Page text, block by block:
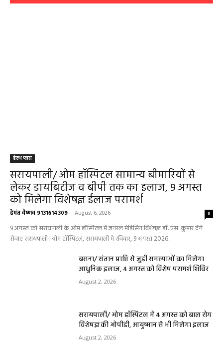
हेल्थ प्लस
सरायपाली/ ओम हॉस्पिटल सामान्य बीमारियों से
लेकर डायबिटीज व बीपी तक का इलाज, 9 अगस्त
को मिलेगा विशेषज्ञ ईलाज परामर्श
हेमंत वैष्णव 9131614309 - August 6, 2026 0
9 अगस्त को सरायपाली के ओम हॉस्पिटल में जनरल मेडिसिन विशेषज्ञ डॉ. एस. कुमार देंगे
सेवाएं सरायपाली। ओम हॉस्पिटल, सरायपाली में रविवार, 9 अगस्त 2026...
बसना/ संतान प्राप्ति से जुड़ी समस्याओं का मिलेगा
आधुनिक इलाज, 4 अगस्त को विशेष परामर्श शिविर
August 2, 2026
सरायपाली/ ओम हॉस्पिटल में 4 अगस्त को बाल रोग
विशेषज्ञ की ओपीडी, आयुष्मान से भी मिलेगा इलाज
August 2, 2026